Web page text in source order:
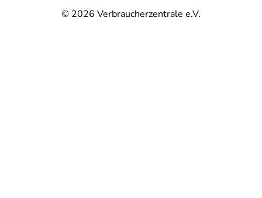
© 2026 Verbraucherzentrale e.V.